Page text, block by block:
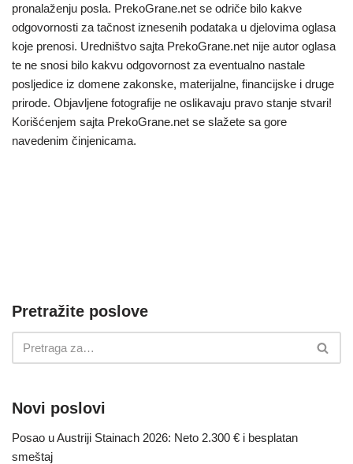
pronalaženju posla. PrekoGrane.net se odriče bilo kakve
odgovornosti za tačnost iznesenih podataka u djelovima oglasa
koje prenosi. Uredništvo sajta PrekoGrane.net nije autor oglasa
te ne snosi bilo kakvu odgovornost za eventualno nastale
posljedice iz domene zakonske, materijalne, financijske i druge
prirode. Objavljene fotografije ne oslikavaju pravo stanje stvari!
Korišćenjem sajta PrekoGrane.net se slažete sa gore
navedenim činjenicama.
Pretražite poslove
Novi poslovi
Posao u Austriji Stainach 2026: Neto 2.300 € i besplatan
smeštaj